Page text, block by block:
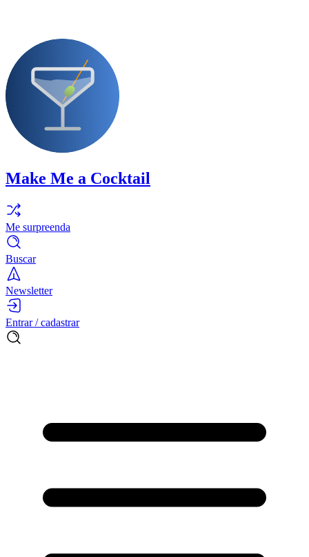
Make Me a Cocktail
Me surpreenda
Buscar
Newsletter
Entrar / cadastrar